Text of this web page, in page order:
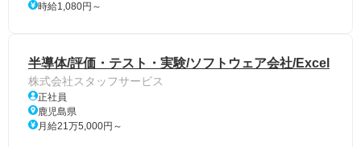
時給1,080円～
半導体/評価・テスト・実験/ソフトウェア会社/Excel
株式会社スタッフサービス
正社員
鹿児島県
月給21万5,000円～